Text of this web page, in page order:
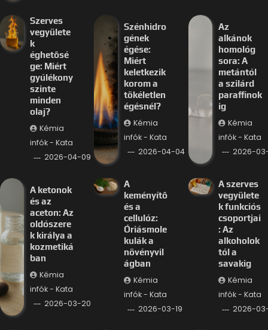
Szerves
vegyülete
k
éghetősé
ge: Miért
gyúlékony
szinte
minden
olaj?
Kémia
infók - Kata
2026-04-09
Szénhidro
gének
égése:
Miért
keletkezik
korom a
tökéletlen
égésnél?
Kémia
infók - Kata
2026-04-04
Az
alkánok
homológ
sora: A
metántól
a szilárd
paraffinok
ig
Kémia
infók - Kata
2026-
A ketonok
és az
aceton: Az
oldószere
k királya a
kozmetiká
ban
Kémia
infók - Kata
2026-03-20
A
keményítő
és a
cellulóz:
Óriásmole
kulák a
növényvil
ágban
Kémia
infók - Kata
2026-03-19
A szerves
vegyülete
k funkciós
csoportjai
: Az
alkoholok
tól a
savakig
Kémia
infók - Kata
2026-